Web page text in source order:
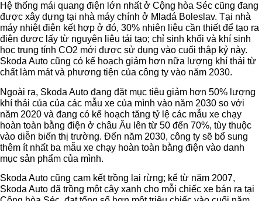
Hệ thống mái quang điện lớn nhất ở Cộng hòa Séc cũng đang
được xây dựng tại nhà máy chính ở Mladá Boleslav. Tại nhà
máy nhiệt điện kết hợp ở đó, 30% nhiên liệu cần thiết để tạo ra
điện được lấy từ nguyên liệu tái tạo; chỉ sinh khối và khí sinh
học trung tính CO2 mới được sử dụng vào cuối thập kỷ này.
Skoda Auto cũng có kế hoạch giảm hơn nữa lượng khí thải từ
chất làm mát và phương tiện của công ty vào năm 2030.
Ngoài ra, Skoda Auto đang đặt mục tiêu giảm hơn 50% lượng
khí thải của của các mẫu xe của mình vào năm 2030 so với
năm 2020 và đang có kế hoạch tăng tỷ lệ các mẫu xe chạy
hoàn toàn bằng điện ở châu Âu lên từ 50 đến 70%, tùy thuộc
vào diễn biến thị trường. Đến năm 2030, công ty sẽ bổ sung
thêm ít nhất ba mẫu xe chạy hoàn toàn bằng điện vào danh
mục sản phẩm của mình.
Skoda Auto cũng cam kết trồng lại rừng; kể từ năm 2007,
Skoda Auto đã trồng một cây xanh cho mỗi chiếc xe bán ra tại